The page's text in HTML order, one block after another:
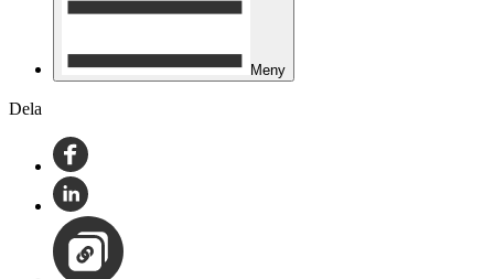
Meny
Dela